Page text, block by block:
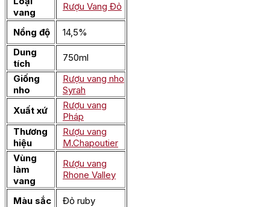
vang
Rượu Vang Đỏ
Nồng độ
14,5%
Dung
tích
750ml
Giống
nho
Rượu vang nho
Syrah
Xuất xứ
Rượu vang
Pháp
Thương
hiệu
Rượu vang
M.Chapoutier
Vùng
làm
vang
Rượu vang
Rhone Valley
Màu sắc
Đỏ ruby